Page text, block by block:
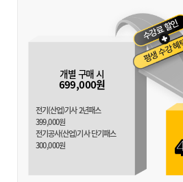
수강료 할인
평생 수강
개별 구매 시
699,000원
전기(산업)기사 2년패스
399,000원
전기공사(산업)기사 단기패스
300,000원